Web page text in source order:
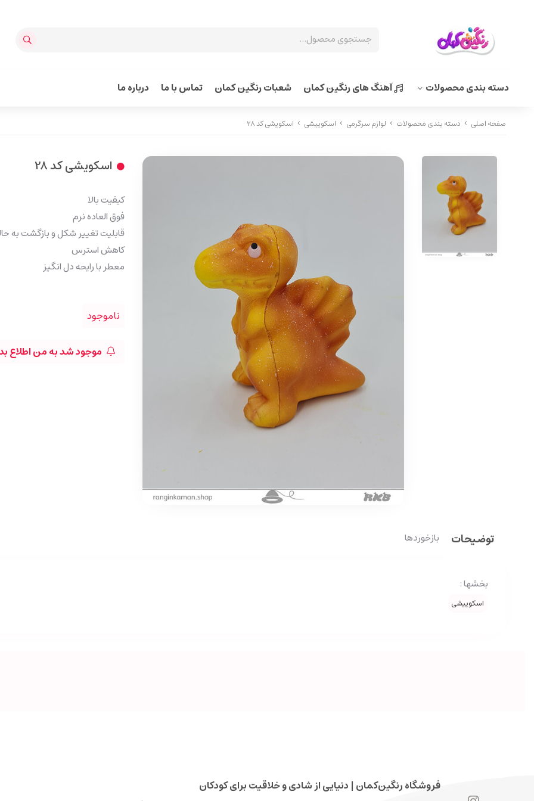
دسته بندی محصولات آهنگ های رنگین کمان شعبات رنگین کمان تماس با ما درباره ما
صفحه اصلی دسته بندی محصولات لوازم سرگرمی اسکوییشی اسکویشی کد 28
اسکویشی کد 28
کیفیت بالا
فوق العاده نرم
قابلیت تغییر شکل و بازگشت به
کاهش استرس
معطر با رایحه دل انگیز
ناموجود
موجود شد به من اطلاع
توضیحات بازخوردها
بخشها :
اسکوییشی
فروشگاه رنگین‌کمان | دنیایی از شادی و خلاقیت برای کودکان